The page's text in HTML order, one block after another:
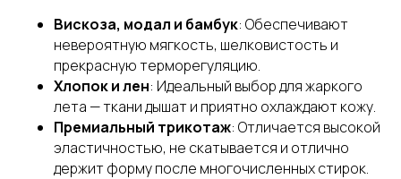
Вискоза, модал и бамбук: Обеспечивают
невероятную мягкость, шелковистость и
прекрасную терморегуляцию.
Хлопок и лен: Идеальный выбор для жаркого
лета — ткани дышат и приятно охлаждают кожу.
Премиальный трикотаж: Отличается высокой
эластичностью, не скатывается и отлично
держит форму после многочисленных стирок.